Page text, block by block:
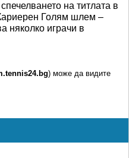
на титлата в
Голям шлем –
няколко играчи в
) може да видите